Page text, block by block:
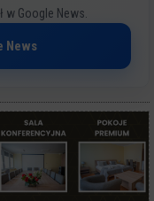
w Google News.
News